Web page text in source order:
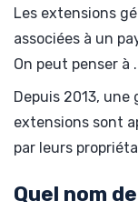
Les extensions
associées à un
On peut penser à
Depuis 2013,
extensions sont
par leurs
Quel nom